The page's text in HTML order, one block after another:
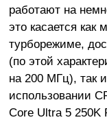
работают на
это касается как
турборежиме,
(по этой
на 200 МГц), так
использовании
Core Ultra 5